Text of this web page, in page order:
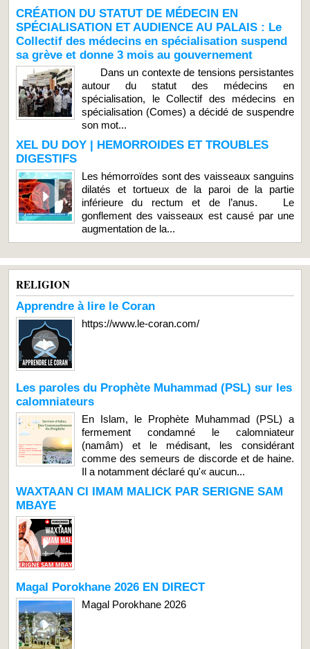
CRÉATION DU STATUT DE MÉDECIN EN
SPÉCIALISATION ET AUDIENCE AU PALAIS : Le
Collectif des médecins en spécialisation suspend
sa grève et donne 3 mois au gouvernement
Dans un contexte de tensions persistantes
autour du statut des médecins en
spécialisation, le Collectif des médecins en
spécialisation (Comes) a décidé de suspendre
son mot...
XEL DU DOY | HEMORROIDES ET TROUBLES
DIGESTIFS
Les hémorroïdes sont des vaisseaux sanguins
dilatés et tortueux de la paroi de la partie
inférieure du rectum et de l’anus. Le
gonflement des vaisseaux est causé par une
augmentation de la...
RELIGION
Apprendre à lire le Coran
https://www.le-coran.com/
Les paroles du Prophète Muhammad (PSL) sur les
calomniateurs
En Islam, le Prophète Muhammad (PSL) a
fermement condamné le calomniateur
(namâm) et le médisant, les considérant
comme des semeurs de discorde et de haine.
Il a notamment déclaré qu'« aucun...
WAXTAAN CI IMAM MALICK PAR SERIGNE SAM
MBAYE
Magal Porokhane 2026 EN DIRECT
Magal Porokhane 2026